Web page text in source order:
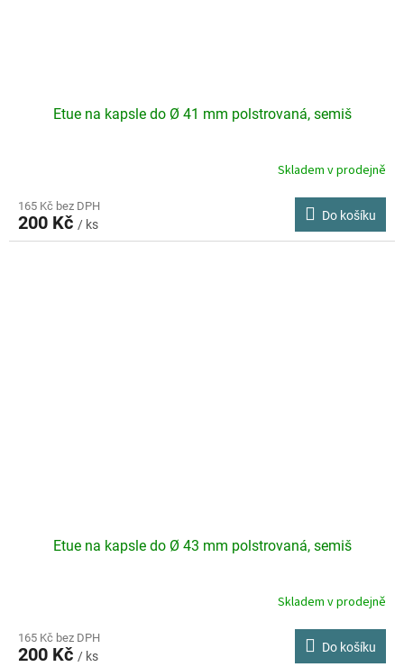
Etue na kapsle do Ø 41 mm polstrovaná, semiš
Skladem v prodejně
165 Kč bez DPH
200 Kč / ks
Do košíku
Etue na kapsle do Ø 43 mm polstrovaná, semiš
Skladem v prodejně
165 Kč bez DPH
200 Kč / ks
Do košíku